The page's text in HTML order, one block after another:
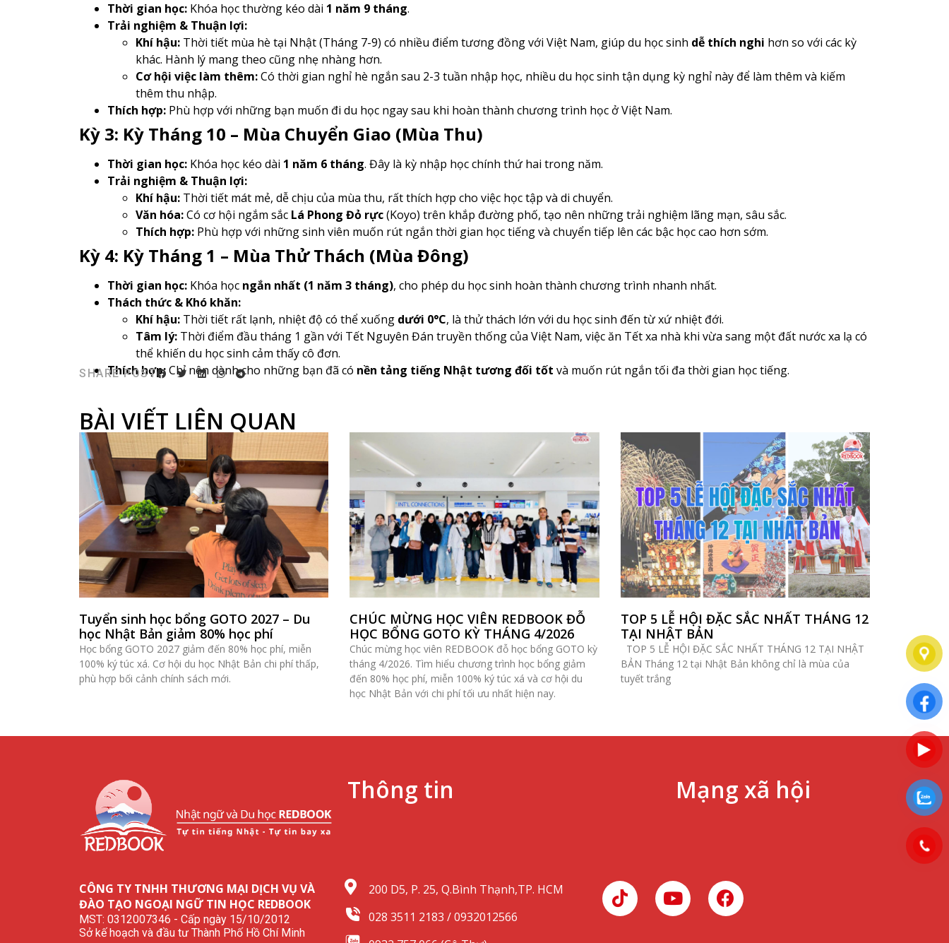
Thời gian học: Khóa học thường kéo dài 1 năm 9 tháng.
Trải nghiệm & Thuận lợi:
Khí hậu: Thời tiết mùa hè tại Nhật (Tháng 7-9) có nhiều điểm tương đồng với Việt Nam, giúp du học sinh dễ thích nghi hơn so với các kỳ
khác. Hành lý mang theo cũng nhẹ nhàng hơn.
Cơ hội việc làm thêm:Có thời gian nghỉ hè ngắn sau 2-3 tuần nhập học, nhiều du học sinh tận dụng kỳ nghỉ này để làm thêm và kiếm
thêm thu nhập.
Thích hợp: Phù hợp với những bạn muốn đi du học ngay sau khi hoàn thành chương trình học ở Việt Nam.
Kỳ 3: Kỳ Tháng 10 – Mùa Chuyển Giao (Mùa Thu)
Thời gian học: Khóa học kéo dài 1 năm 6 tháng. Đây là kỳ nhập học chính thứ hai trong năm.
Trải nghiệm & Thuận lợi:
Khí hậu: Thời tiết mát mẻ, dễ chịu của mùa thu, rất thích hợp cho việc học tập và di chuyển.
Văn hóa:Có cơ hội ngắm sắc Lá Phong Đỏ rực(Koyo) trên khắp đường phố, tạo nên những trải nghiệm lãng mạn, sâu sắc.
Thích hợp: Phù hợp với những sinh viên muốn rút ngắn thời gian học tiếng và chuyển tiếp lên các bậc học cao hơn sớm.
Kỳ 4: Kỳ Tháng 1 – Mùa Thử Thách (Mùa Đông)
Thời gian học: Khóa học ngắn nhất (1 năm 3 tháng), cho phép du học sinh hoàn thành chương trình nhanh nhất.
Thách thức & Khó khăn:
Khí hậu: Thời tiết rất lạnh, nhiệt độ có thể xuống dưới 0°C, là thử thách lớn với du học sinh đến từ xứ nhiệt đới.
Tâm lý: Thời điểm đầu tháng 1 gần với Tết Nguyên Đán truyền thống của Việt Nam, việc ăn Tết xa nhà khi vừa sang một đất nước xa lạ có
thể khiến du học sinh cảm thấy cô đơn.
Thích hợp:Chỉ nên dành cho những bạn đã có nền tảng tiếng Nhật tương đối tốt và muốn rút ngắn tối đa thời gian học tiếng.
SHARE POST
BÀI VIẾT LIÊN QUAN
Tuyển sinh học bổng GOTO 2027 – Du
học Nhật Bản giảm 80% học phí
Học bổng GOTO 2027 giảm đến 80% học phí, miễn
100% ký túc xá. Cơ hội du học Nhật Bản chi phí thấp,
phù hợp bối cảnh chính sách mới.
CHÚC MỪNG HỌC VIÊN REDBOOK ĐỖ
HỌC BỔNG GOTO KỲ THÁNG 4/2026
Chúc mừng học viên REDBOOK đỗ học bổng GOTO kỳ
tháng 4/2026. Tìm hiểu chương trình học bổng giảm
đến 80% học phí, miễn 100% ký túc xá và cơ hội du
học Nhật Bản với chi phí tối ưu nhất hiện nay.
TOP 5 LỄ HỘI ĐẶC SẮC NHẤT THÁNG 12
TẠI NHẬT BẢN
TOP 5 LỄ HỘI ĐẶC SẮC NHẤT THÁNG 12 TẠI NHẬT
BẢN Tháng 12 tại Nhật Bản không chỉ là mùa của
tuyết trắng
Thông tin Mạng xã hội
CÔNG TY TNHH THƯƠNG MẠI DỊCH VỤ VÀ
ĐÀO TẠO NGOẠI NGỮ TIN HỌC REDBOOK
MST: 0312007346 - Cấp ngày 15/10/2012
Sở kế hoạch và đầu tư Thành Phố Hồ Chí Minh
200 D5, P. 25, Q.Bình Thạnh,TP. HCM
028 3511 2183 / 0932012566